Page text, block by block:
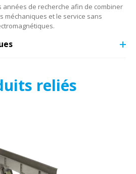
de recherche afin de combiner
méchaniques et le service sans
reliés